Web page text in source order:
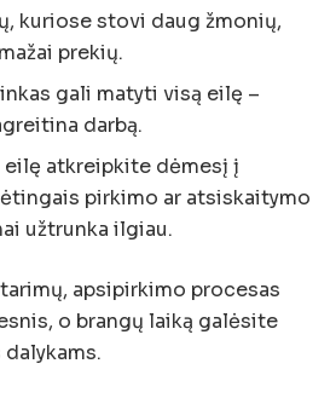
kuriose stovi daug žmonių,
prekių.
gali matyti visą eilę –
darbą.
eilę atkreipkite dėmesį į
pirkimo ar atsiskaitymo
užtrunka ilgiau.
apsipirkimo procesas
o brangų laiką galėsite